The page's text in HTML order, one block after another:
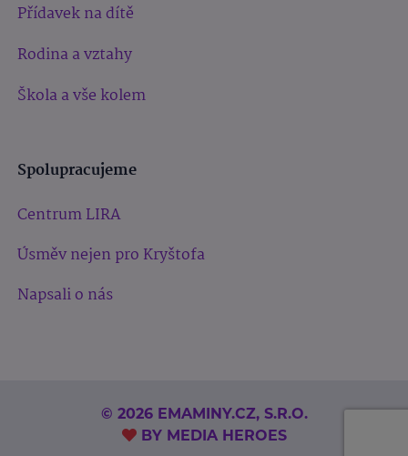
Přídavek na dítě
Rodina a vztahy
Škola a vše kolem
Spolupracujeme
Centrum LIRA
Úsměv nejen pro Kryštofa
Napsali o nás
© 2026 EMAMINY.CZ, S.R.O.
BY MEDIA HEROES